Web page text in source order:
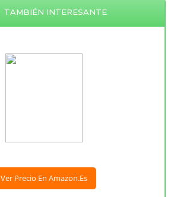
TAMBIÉN INTERESANTE
Ver Precio En Amazon.es